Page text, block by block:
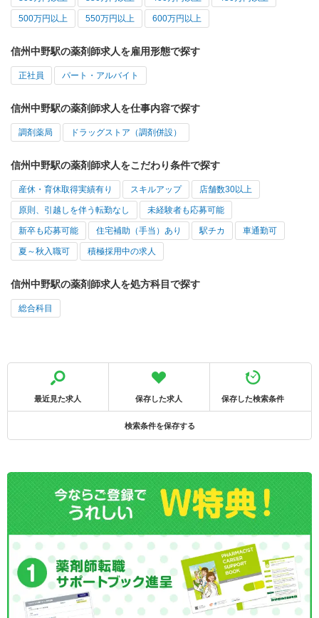
500万円以上 550万円以上 600万円以上
信州中野駅の薬剤師求人を雇用形態で探す
正社員 パート・アルバイト
信州中野駅の薬剤師求人を仕事内容で探す
調剤薬局 ドラッグストア（調剤併設）
信州中野駅の薬剤師求人をこだわり条件で探す
産休・育休取得実績有り スキルアップ 店舗数30以上
原則、引越しを伴う転勤なし 未経験者も応募可能
新卒も応募可能 住宅補助（手当）あり 駅チカ 車通勤可
夏～秋入職可 積極採用中の求人
信州中野駅の薬剤師求人を処方科目で探す
総合科目
最近見た求人 保存した求人 保存した検索条件
検索条件を保存する